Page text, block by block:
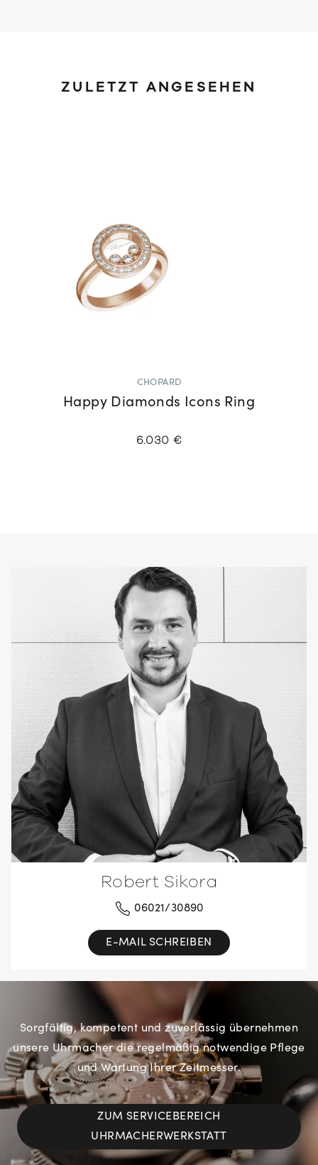
ZULETZT ANGESEHEN
CHOPARD
Happy Diamonds Icons Ring
6.030 €
Robert Sikora
06021/30890
E-MAIL SCHREIBEN
Sorgfältig, kompetent und zuverlässig übernehmen
unsere Uhrmacher die regelmäßig notwendige Pflege
und Wartung Ihrer Zeitmesser.
ZUM SERVICEBEREICH
UHRMACHERWERKSTATT